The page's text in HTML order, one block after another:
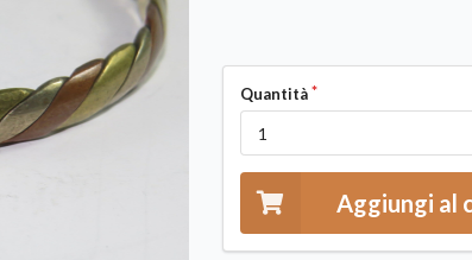
Quantità
Aggiungi al